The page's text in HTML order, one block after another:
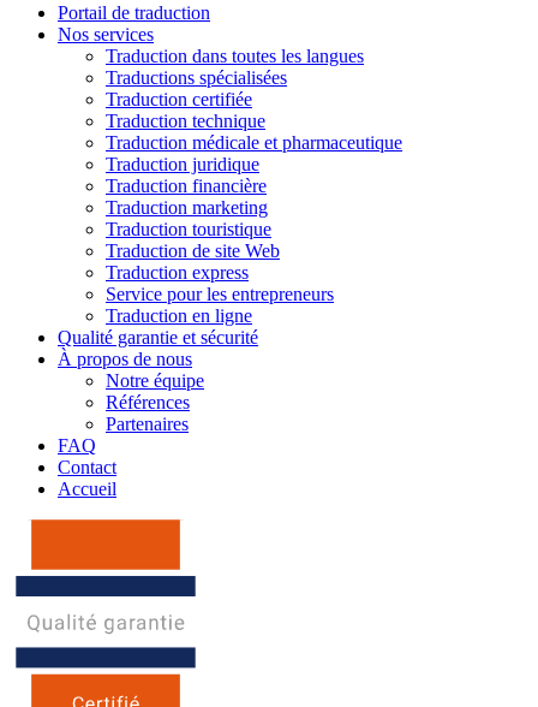
Portail de traduction
Nos services
Traduction dans toutes les langues
Traductions spécialisées
Traduction certifiée
Traduction technique
Traduction médicale et pharmaceutique
Traduction juridique
Traduction financière
Traduction marketing
Traduction touristique
Traduction de site Web
Traduction express
Service pour les entrepreneurs
Traduction en ligne
Qualité garantie et sécurité
À propos de nous
Notre équipe
Références
Partenaires
FAQ
Contact
Accueil